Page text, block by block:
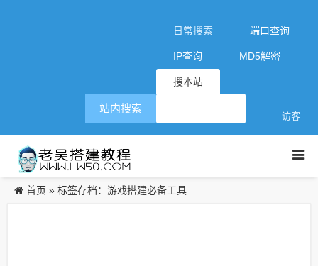
日常搜索 端口查询
IP查询 MD5解密
搜本站
访客
站内搜索
首页 » 标签存档：游戏搭建必备工具